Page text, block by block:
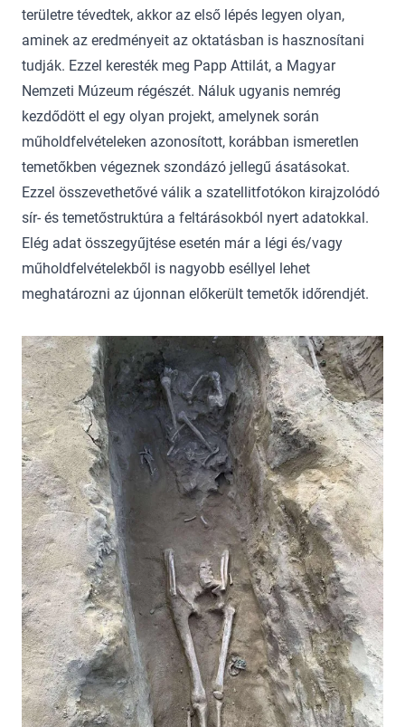
területre tévedtek, akkor az első lépés legyen olyan,
aminek az eredményeit az oktatásban is hasznosítani
tudják. Ezzel keresték meg Papp Attilát, a Magyar
Nemzeti Múzeum régészét. Náluk ugyanis nemrég
kezdődött el egy olyan projekt, amelynek során
műholdfelvételeken azonosított, korábban ismeretlen
temetőkben végeznek szondázó jellegű ásatásokat.
Ezzel összevethetővé válik a szatellitfotókon kirajzolódó
sír- és temetőstruktúra a feltárásokból nyert adatokkal.
Elég adat összegyűjtése esetén már a légi és/vagy
műholdfelvételekből is nagyobb eséllyel lehet
meghatározni az újonnan előkerült temetők időrendjét.